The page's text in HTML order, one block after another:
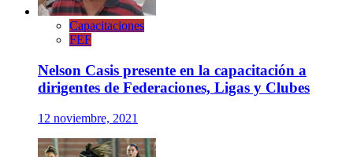
Capacitaciones
FEF
Nelson Casis presente en la capacitación a
dirigentes de Federaciones, Ligas y Clubes
12 noviembre, 2021